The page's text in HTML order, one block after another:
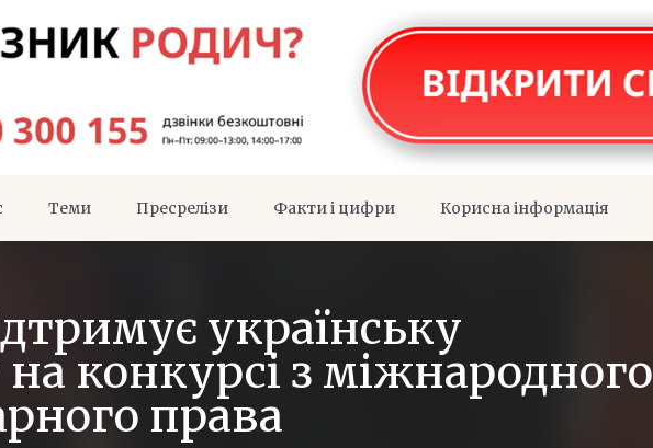
Теми Пресрелізи Факти і цифри Корисна інформація
українську
конкурсі з міжнародного
права